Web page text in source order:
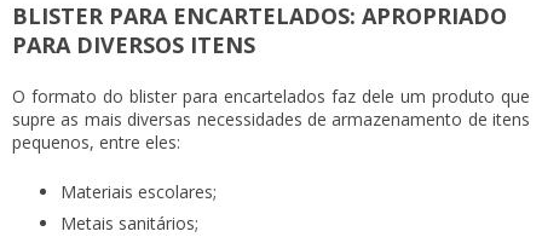
BLISTER PARA ENCARTELADOS: APROPRIADO
PARA DIVERSOS ITENS
O formato do blister para encartelados faz dele um produto que
supre as mais diversas necessidades de armazenamento de itens
pequenos, entre eles:
Materiais escolares;
Metais sanitários;